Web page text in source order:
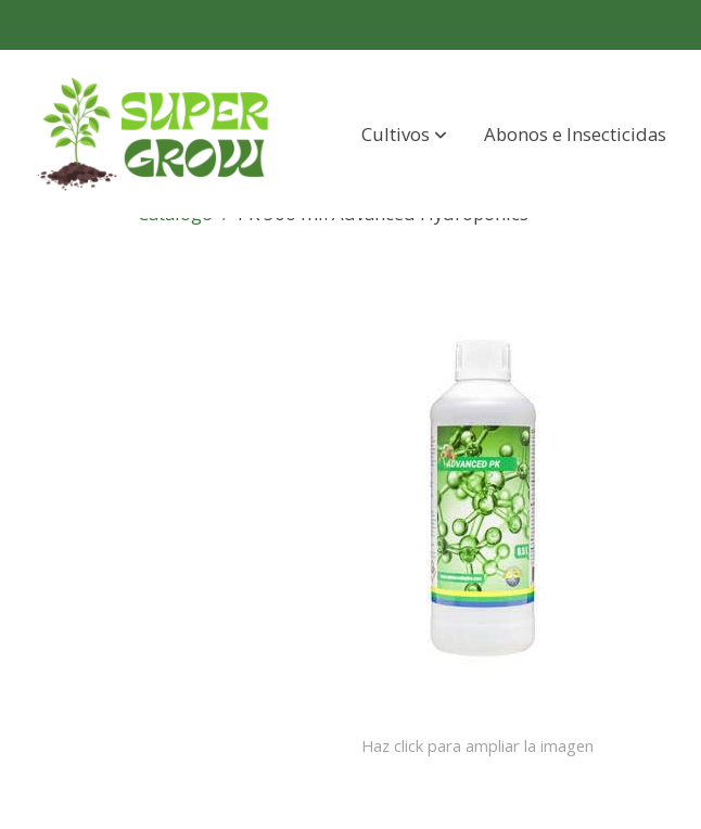
Cultivos Abonos e Insecticidas
Catálogo PK 500 ml. Advanced Hydroponics
Haz click para ampliar la imagen